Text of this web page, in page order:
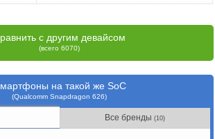
с другим девайсом
(всего 6070)
на такой же SoC
(Qualcomm Snapdragon 626)
Все бренды(10)